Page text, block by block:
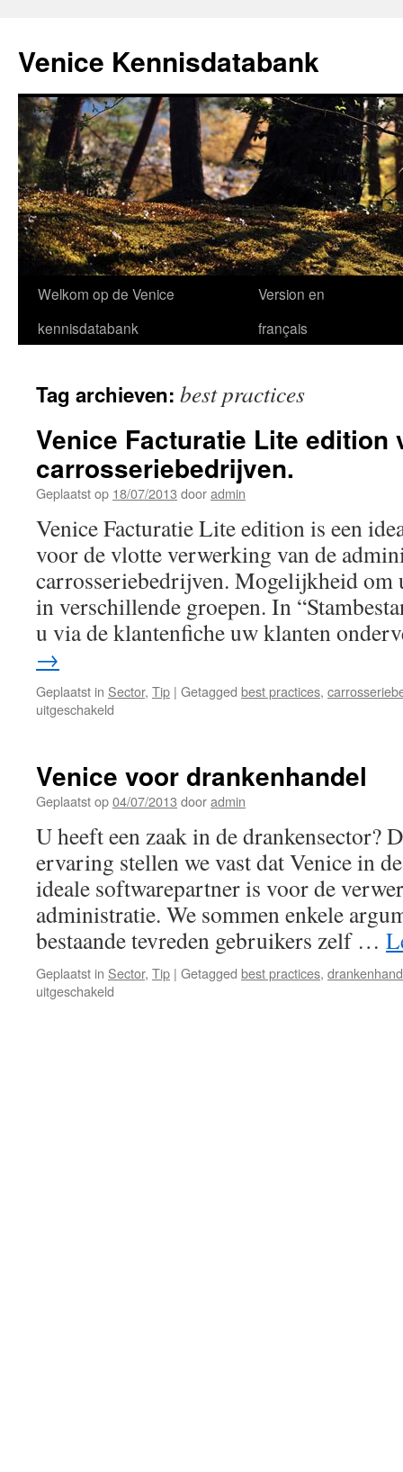
Venice Kennisdatabank
Ga
naar
inhoud
Welkom op de Venice
kennisdatabank
Version en
français
Tag archieven: best practices
Venice Facturatie Lite edition
carrosseriebedrijven.
Geplaatst op 18/07/2013 dooradmin
Venice Facturatie Lite edition is een
voor de vlotte verwerking van de
carrosseriebedrijven. Mogelijkheid om
in verschillende groepen. In
u via de klantenfiche uw klanten
→
Geplaatst in Sector, Tip | Getagged best practices,
uitgeschakeld
edition
voor
en
carrosseriebedrijven.
Venice voor drankenhandel
Geplaatst op04/07/2013 dooradmin
U heeft een zaak in de drankensector?
ervaring stellen we vast dat Venice in
ideale softwarepartner is voor de
administratie. We sommen enkele
bestaande tevreden gebruikers zelf …
Geplaatst in Sector, Tip | Getagged best practices,
uitgeschakeld